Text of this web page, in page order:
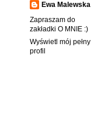
Ewa Malewska
Zapraszam do
zakładki O MNIE :)
Wyświetl mój pełny
profil